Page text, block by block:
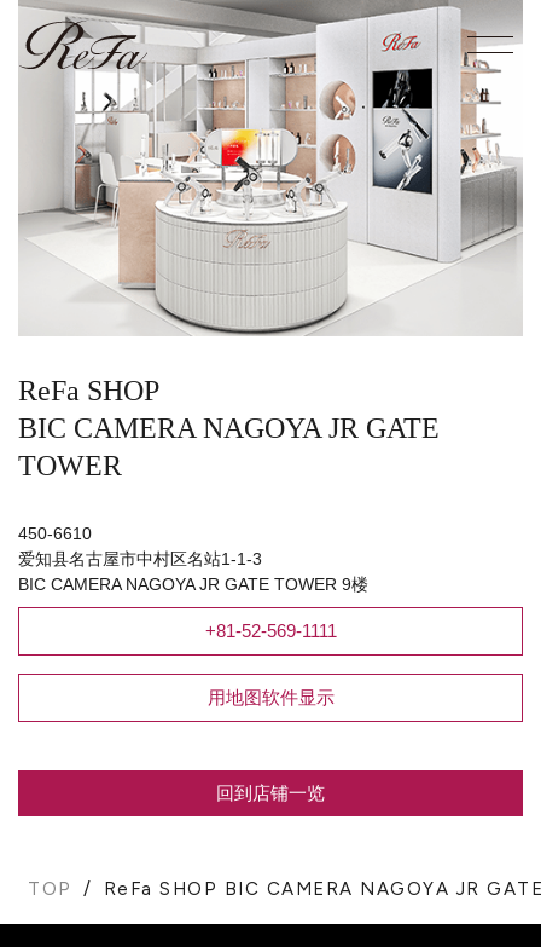
ReFa SHOP
BIC CAMERA NAGOYA JR GATE
TOWER
450-6610
爱知县名古屋市中村区名站1-1-3
BIC CAMERA NAGOYA JR GATE TOWER 9楼
+81-52-569-1111
用地图软件显示
回到店铺一览
TOP ReFa SHOP BIC CAMERA NAGOYA JR